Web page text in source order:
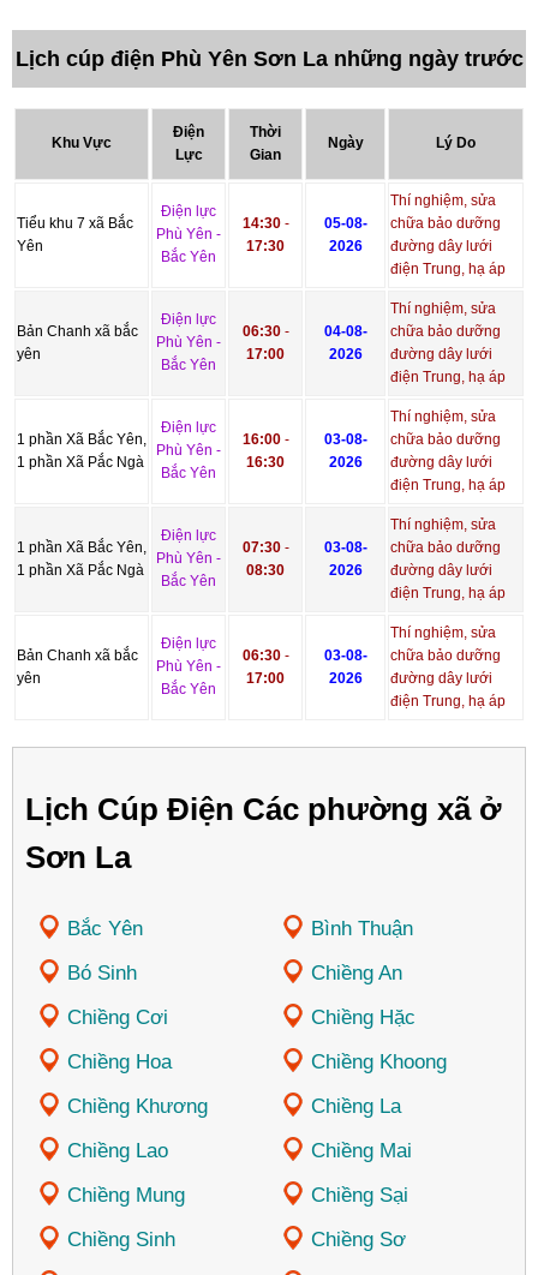
Lịch cúp điện Phù Yên Sơn La những ngày trước
Khu Vực
Điện
Lực
Thời
Gian
Ngày Lý Do
Tiểu khu 7 xã Bắc
Yên
Điện lực
Phù Yên -
Bắc Yên
14:30-
17:30
05-08-
2026
Thí nghiệm, sửa
chữa bảo dưỡng
đường dây lưới
điện Trung, hạ áp
Bản Chanh xã bắc
yên
Điện lực
Phù Yên -
Bắc Yên
06:30-
17:00
04-08-
2026
Thí nghiệm, sửa
chữa bảo dưỡng
đường dây lưới
điện Trung, hạ áp
1 phần Xã Bắc Yên,
1 phần Xã Pắc Ngà
Điện lực
Phù Yên -
Bắc Yên
16:00-
16:30
03-08-
2026
Thí nghiệm, sửa
chữa bảo dưỡng
đường dây lưới
điện Trung, hạ áp
1 phần Xã Bắc Yên,
1 phần Xã Pắc Ngà
Điện lực
Phù Yên -
Bắc Yên
07:30-
08:30
03-08-
2026
Thí nghiệm, sửa
chữa bảo dưỡng
đường dây lưới
điện Trung, hạ áp
Bản Chanh xã bắc
yên
Điện lực
Phù Yên -
Bắc Yên
06:30-
17:00
03-08-
2026
Thí nghiệm, sửa
chữa bảo dưỡng
đường dây lưới
điện Trung, hạ áp
Lịch Cúp Điện Các phường xã ở
Sơn La
Bắc Yên
Bình Thuận
Bó Sinh
Chiềng An
Chiềng Cơi
Chiềng Hặc
Chiềng Hoa
Chiềng Khoong
Chiềng Khương
Chiềng La
Chiềng Lao
Chiềng Mai
Chiềng Mung
Chiềng Sại
Chiềng Sinh
Chiềng Sơ